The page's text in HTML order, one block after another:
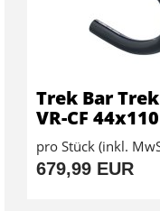
Trek Bar
VR-CF
pro Stück (inkl.
679,99 EUR